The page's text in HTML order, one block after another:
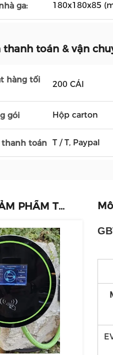
ga: 180x180x85
toán & vận
hàng tối
200 CÁI
gói Hộp carton
toán T / T, Paypal
NHỮNG SẢM PHẨM TƯƠNG TỰ